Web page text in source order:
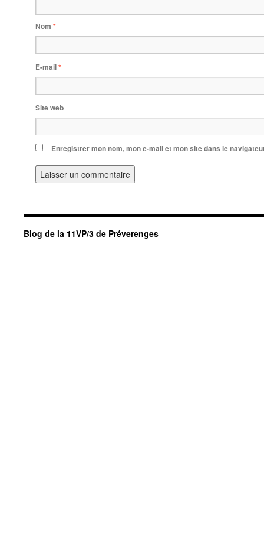
Nom *
E-mail*
Site web
Enregistrer mon nom, mon e-mail et mon site dans le
Blog de la 11VP/3 de Préverenges